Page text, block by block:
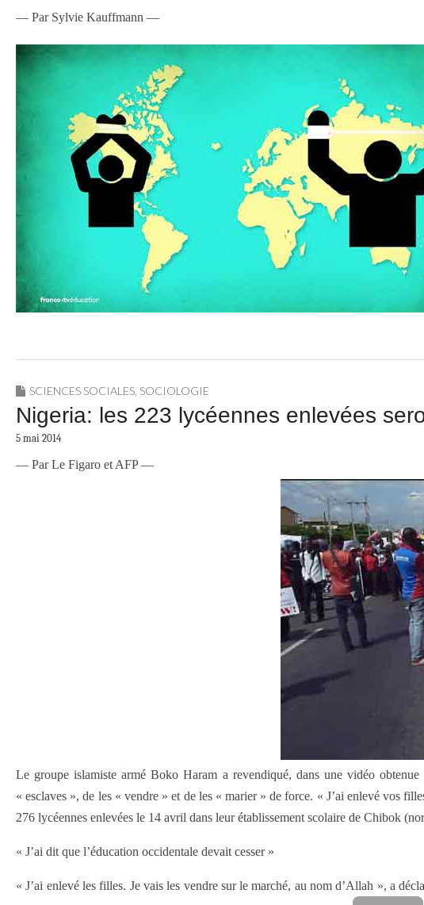
— Par Sylvie Kauffmann —
SCIENCES SOCIALES SOCIOLOGIE
Nigeria: les 223 lycéennes enlevées
5 mai 2014
— Par Le Figaro et AFP —
Le groupe islamiste armé Boko Haram a revendiqué, dans une vidéo
« esclaves », de les « vendre » et de les « marier » de force. « J’ai enlevé vos
276 lycéennes enlevées le 14 avril dans leur établissement scolaire de Chibok
« J’ai dit que l’éducation occidentale devait cesser »
« J’ai enlevé les filles. Je vais les vendre sur le marché, au nom d’Allah », a